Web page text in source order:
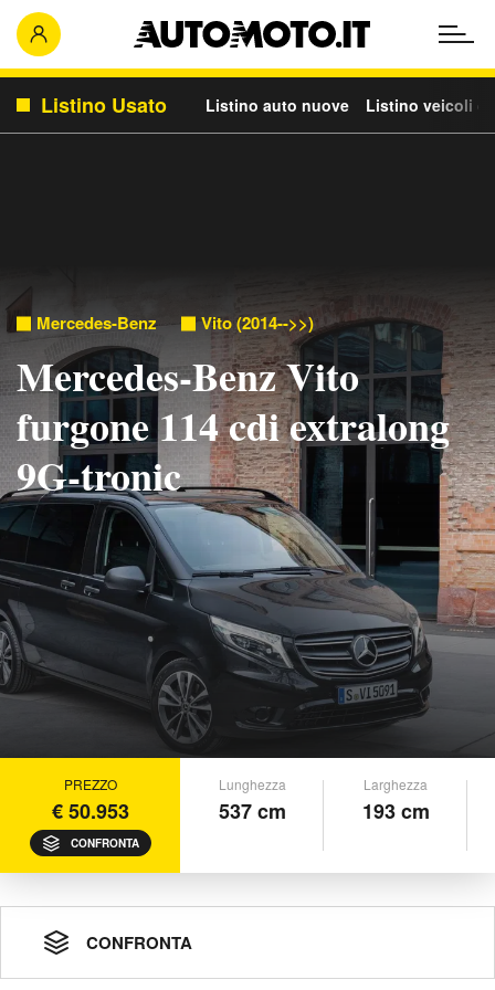
Listino Usato Listino auto nuove Listino veicoli
Mercedes-Benz Vito (2014-->>)
Mercedes-Benz Vito
furgone 114 cdi extralong
9G-tronic
PREZZO
€ 50.953
CONFRONTA
Lunghezza
537 cm
Larghezza
193 cm
CONFRONTA